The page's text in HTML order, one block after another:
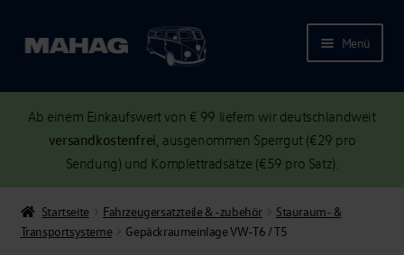
Menü
Ab einem Einkaufswert von € 99 liefern wir deutschlandweit
versandkostenfrei , ausgenommen Sperrgut (€29 pro
Sendung) und Komplettradsätze (€59 pro Satz).
Startseite Fahrzeugersatzteile & -zubehör
Stauraum- &
Transportsysteme
Gepäckraumeinlage VW-T6 / T5